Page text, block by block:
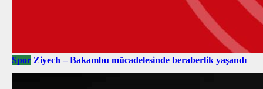
Spor Ziyech – Bakambu mücadelesinde beraberlik yaşandı